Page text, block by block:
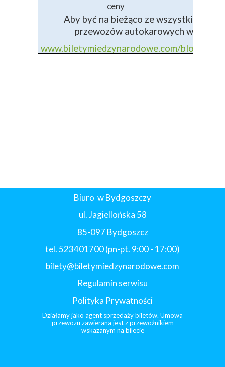
ceny
Aby być na bieżąco ze wszystkimi
przewozów autokarowych wejdź na
www.biletymiedzynarodowe.com/
Biuro w Bydgoszczy
ul. Jagiellońska 58
85-097 Bydgoszcz
tel. 523401700 (pn-pt. 9:00 - 17:00)
bilety@biletymiedzynarodowe.com
Regulamin serwisu
Polityka Prywatności
Działamy jako agent sprzedaży biletów. Umowa
przewozu zawierana jest z przewoźnikiem
wskazanym na bilecie